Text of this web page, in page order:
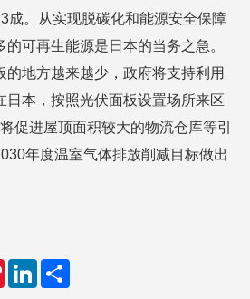
成。从实现脱碳化和能源安全保障
可再生能源是日本的当务之急。
的地方越来越少，政府将支持利用
日本，按照光伏面板设置场所来区
促进屋顶面积较大的物流仓库等引
年度温室气体排放削减目标做出
S
L